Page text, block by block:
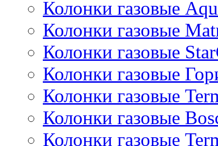
Колонки газовые
Колонки газовые
Колонки газовые
Колонки газовые
Колонки газовые
Колонки газовые
Колонки газовые